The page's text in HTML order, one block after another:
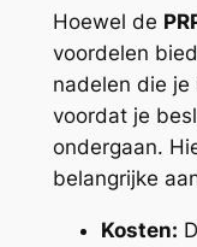
Hoewel de
voordelen
nadelen die je
voordat je
ondergaan.
belangrijke
Kosten: